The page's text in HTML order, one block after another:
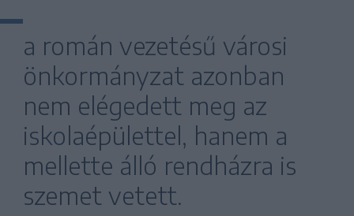
a román vezetésű városi
önkormányzat azonban
nem elégedett meg az
iskolaépülettel, hanem a
mellette álló rendházra is
szemet vetett.